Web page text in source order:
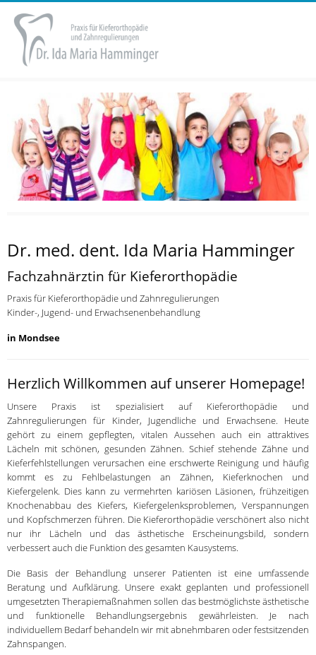
Dr. med. dent. Ida Maria Hamminger
Fachzahnärztin für Kieferorthopädie
Praxis für Kieferorthopädie und Zahnregulierungen
Kinder-, Jugend- und Erwachsenenbehandlung
in Mondsee
Herzlich Willkommen auf unserer Homepage!
Unsere Praxis ist spezialisiert auf Kieferorthopädie und
Zahnregulierungen für Kinder, Jugendliche und Erwachsene. Heute
gehört zu einem gepflegten, vitalen Aussehen auch ein attraktives
Lächeln mit schönen, gesunden Zähnen. Schief stehende Zähne und
Kieferfehlstellungen verursachen eine erschwerte Reinigung und häufig
kommt es zu Fehlbelastungen an Zähnen, Kieferknochen und
Kiefergelenk. Dies kann zu vermehrten kariösen Läsionen, frühzeitigen
Knochenabbau des Kiefers, Kiefergelenksproblemen, Verspannungen
und Kopfschmerzen führen. Die Kieferorthopädie verschönert also nicht
nur ihr Lächeln und das ästhetische Erscheinungsbild, sondern
verbessert auch die Funktion des gesamten Kausystems.
Die Basis der Behandlung unserer Patienten ist eine umfassende
Beratung und Aufklärung. Unsere exakt geplanten und professionell
umgesetzten Therapiemaßnahmen sollen das bestmöglichste ästhetische
und funktionelle Behandlungsergebnis gewährleisten. Je nach
individuellem Bedarf behandeln wir mit abnehmbaren oder festsitzenden
Zahnspangen.